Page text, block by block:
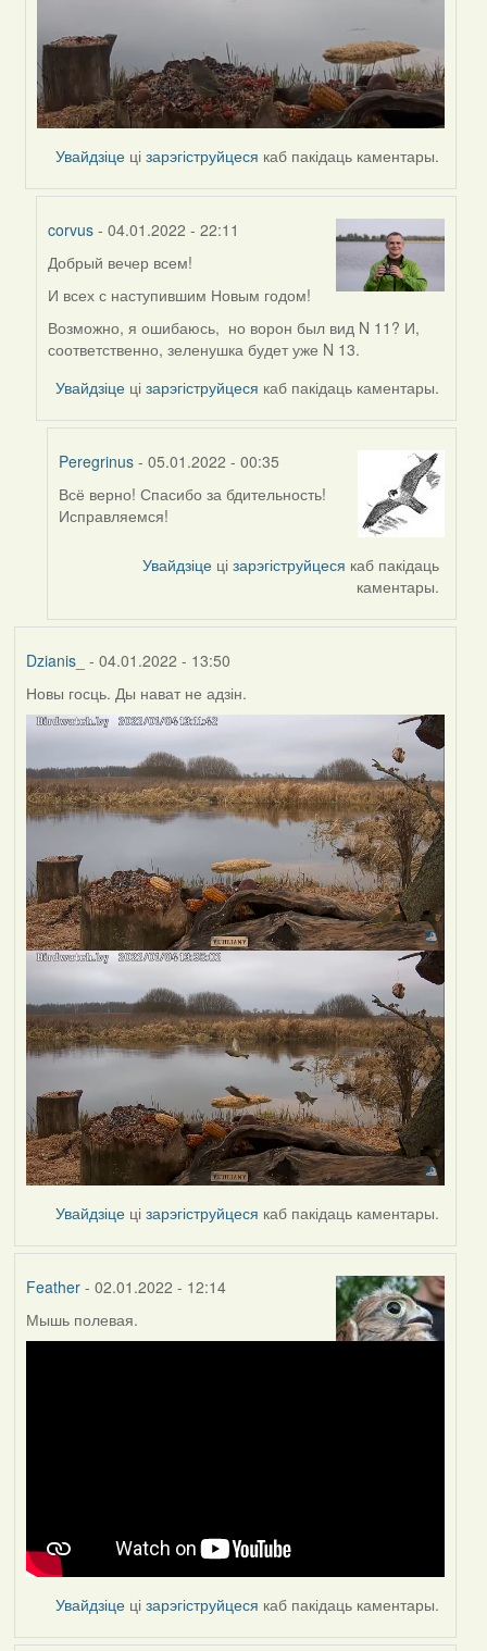
Увайдзіце цізарэгіструйцеся каб пакідаць каментары.
corvus - 04.01.2022 - 22:11
In
reply
by
Peregrinus
Добрый вечер всем!
И всех с наступившим Новым годом!
Возможно, я ошибаюсь, но ворон был вид N 11? И,
соответственно, зеленушка будет уже N 13.
Увайдзіце цізарэгіструйцеся каб пакідаць каментары.
Peregrinus- 05.01.2022 - 00:35
In
reply
Всё верно! Спасибо за бдительность!
Исправляемся!
Увайдзіце цізарэгіструйцеся каб пакідаць
каментары.
Dzianis_ - 04.01.2022 - 13:50
Новы госць. Ды нават не адзін.
Увайдзіце цізарэгіструйцеся каб пакідаць каментары.
Feather- 02.01.2022 - 12:14
Мышь полевая.
Увайдзіце цізарэгіструйцеся каб пакідаць каментары.